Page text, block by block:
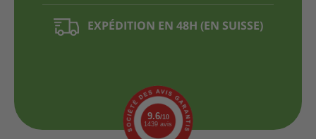
EXPÉDITION EN 48H (EN SUISSE)
9.6/10
1439 avis